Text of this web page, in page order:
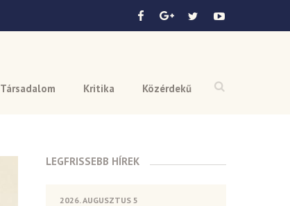
Társadalom Kritika Közérdekű
LEGFRISSEBB HÍREK
2026. AUGUSZTUS 5